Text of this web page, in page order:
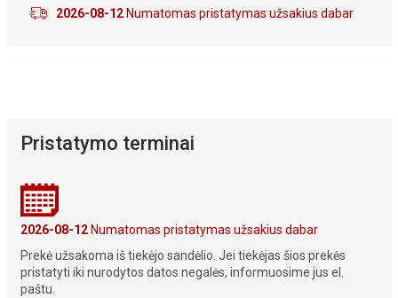
2026-08-12Numatomas pristatymas užsakius dabar
Pristatymo terminai
2026-08-12Numatomas pristatymas užsakius dabar
Prekė užsakoma iš tiekėjo sandėlio. Jei tiekėjas šios prekės
pristatyti iki nurodytos datos negalės, informuosime jus el.
paštu.